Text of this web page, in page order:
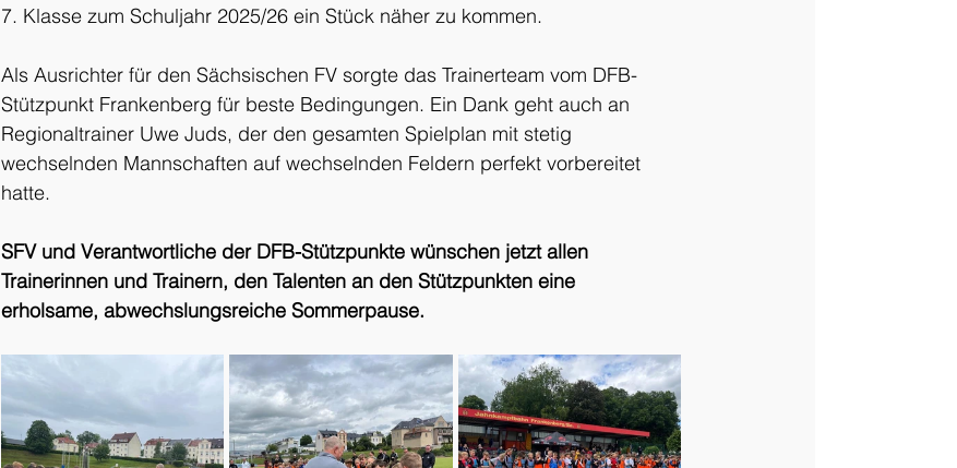
7. Klasse zum Schuljahr 2025/26 ein Stück näher zu kommen.
Als Ausrichter für den Sächsischen FV sorgte das Trainerteam vom DFB-
Stützpunkt Frankenberg für beste Bedingungen. Ein Dank geht auch an
Regionaltrainer Uwe Juds, der den gesamten Spielplan mit stetig
wechselnden Mannschaften auf wechselnden Feldern perfekt vorbereitet
hatte.
SFV und Verantwortliche der DFB-Stützpunkte wünschen jetzt allen
Trainerinnen und Trainern, den Talenten an den Stützpunkten eine
erholsame, abwechslungsreiche Sommerpause.